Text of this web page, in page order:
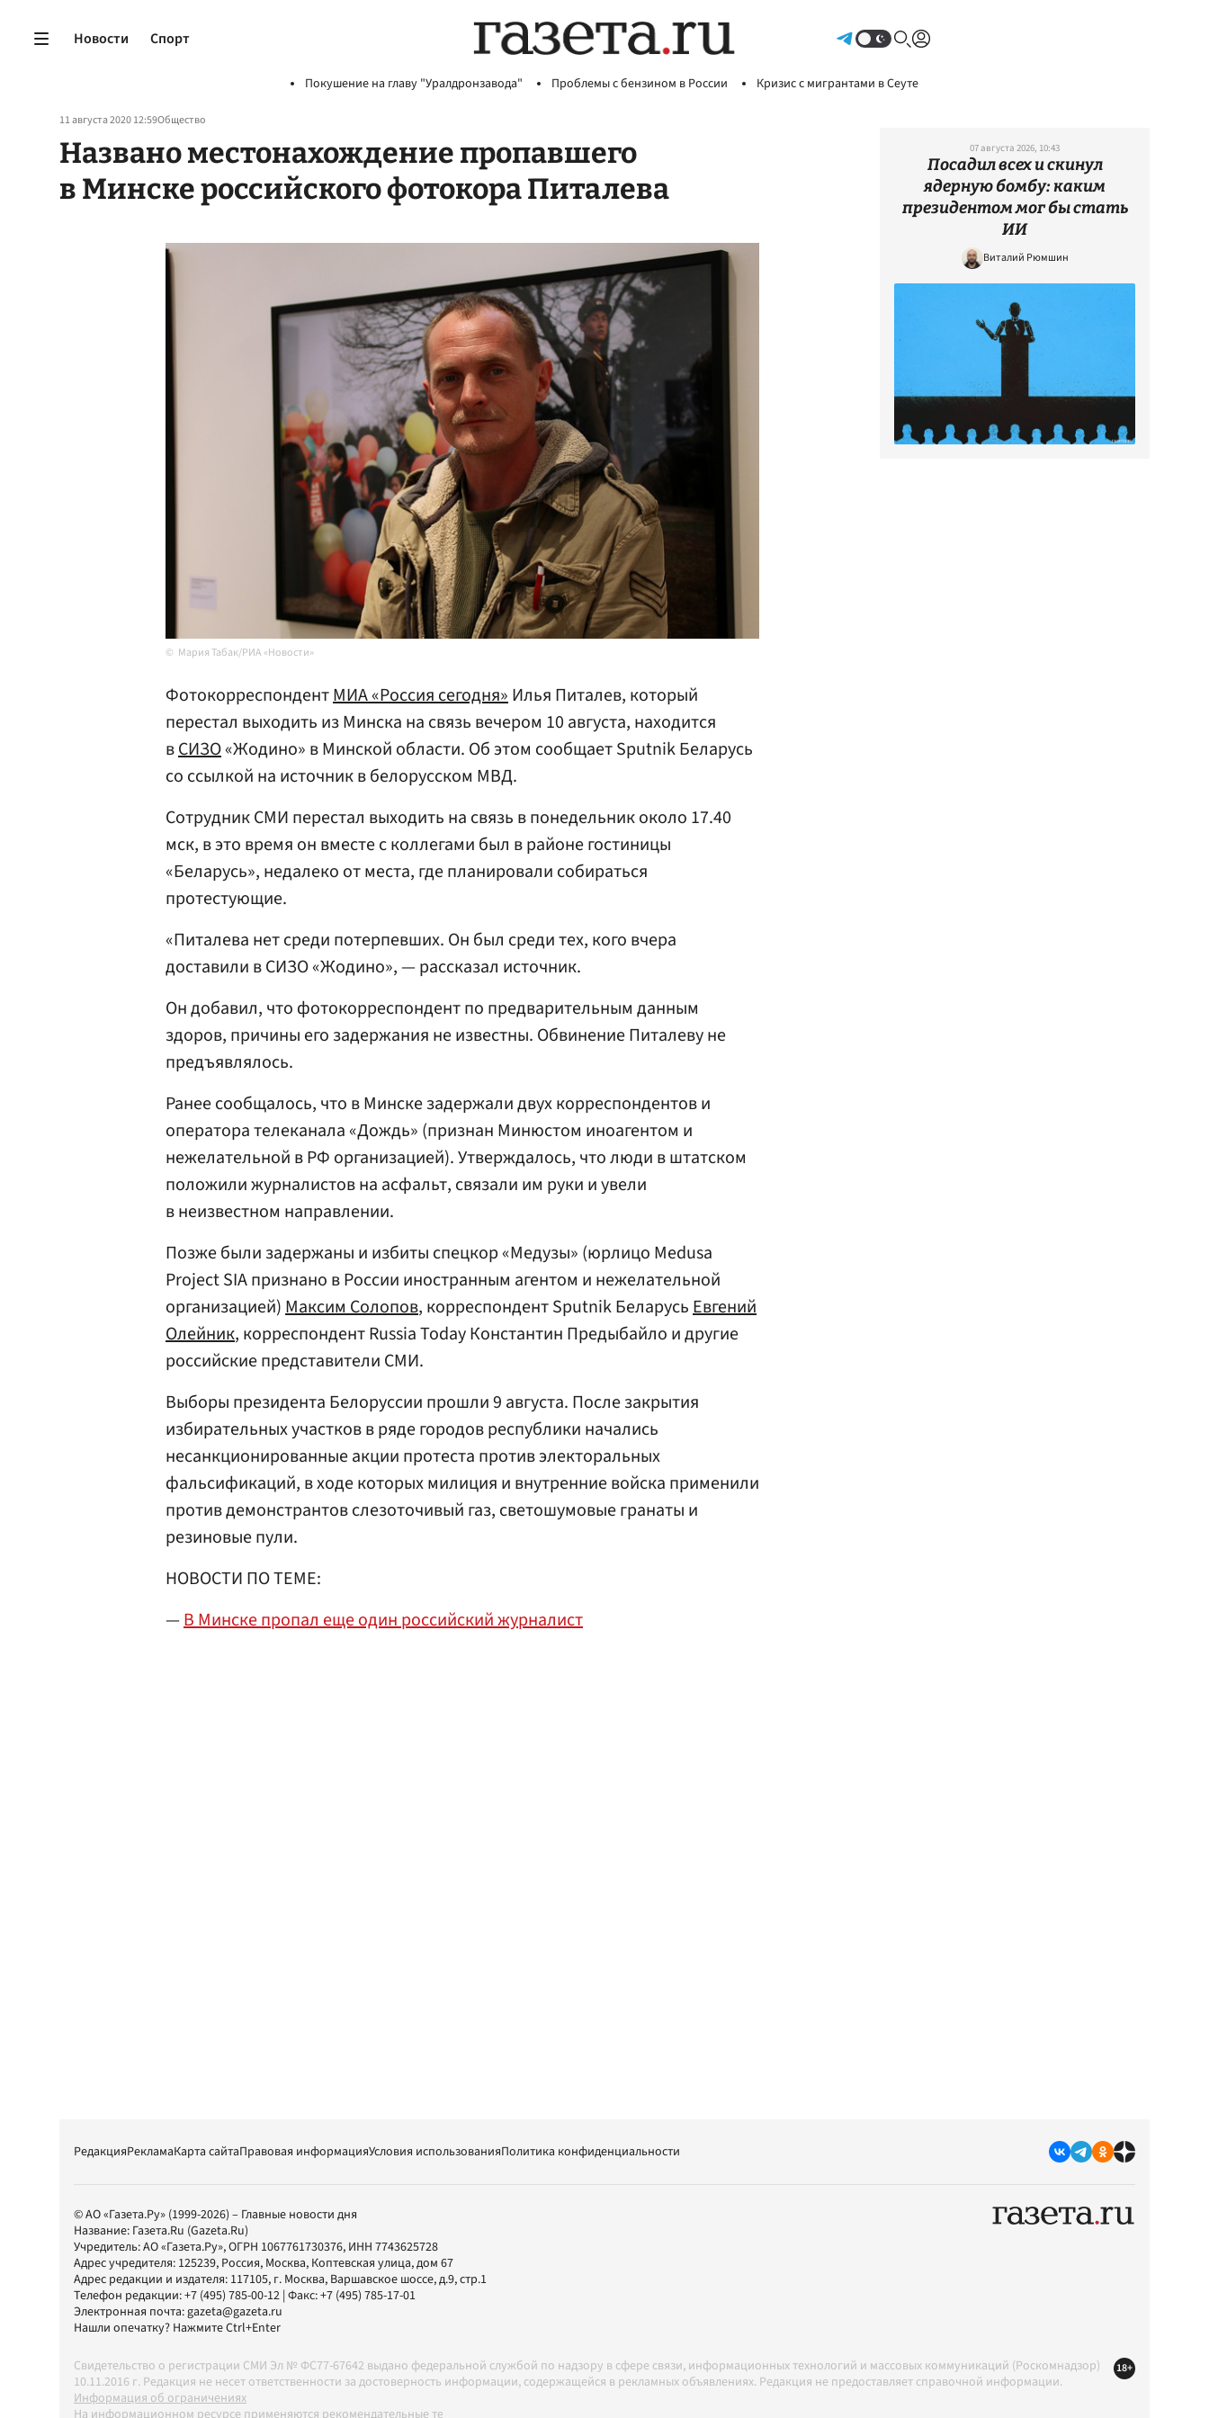
Новости Спорт
Покушение на главу "Уралдронзавода" Проблемы с бензином в России Кризис с мигрантами в Сеуте
11 августа 2020 12:59Общество
Названо местонахождение пропавшего
в Минске российского фотокора Питалева
Мария Табак/РИА «Новости»
ФотокорреспондентМИА «Россия сегодня»Илья Питалев, который
перестал выходить из Минска на связь вечером 10 августа, находится
вСИЗО«Жодино» в Минской области. Об этом сообщает Sputnik Беларусь
со ссылкой на источник в белорусском МВД.
Сотрудник СМИ перестал выходить на связь в понедельник около 17.40
мск, в это время он вместе с коллегами был в районе гостиницы
«Беларусь», недалеко от места, где планировали собираться
протестующие.
«Питалева нет среди потерпевших. Он был среди тех, кого вчера
доставили в СИЗО «Жодино», — рассказал источник.
Он добавил, что фотокорреспондент по предварительным данным
здоров, причины его задержания не известны. Обвинение Питалеву не
предъявлялось.
Ранее сообщалось, что в Минске задержали двух корреспондентов и
оператора телеканала «Дождь» (признан Минюстом иноагентом и
нежелательной в РФ организацией). Утверждалось, что люди в штатском
положили журналистов на асфальт, связали им руки и увели
в неизвестном направлении.
Позже были задержаны и избиты спецкор «Медузы» (юрлицо Medusa
Project SIA признано в России иностранным агентом и нежелательной
организацией)Максим Солопов, корреспондент Sputnik БеларусьЕвгений
Олейник, корреспондент Russia Today Константин Предыбайло и другие
российские представители СМИ.
Выборы президента Белоруссии прошли 9 августа. После закрытия
избирательных участков в ряде городов республики начались
несанкционированные акции протеста против электоральных
фальсификаций, в ходе которых милиция и внутренние войска применили
против демонстрантов слезоточивый газ, светошумовые гранаты и
резиновые пули.
НОВОСТИ ПО ТЕМЕ:
—В Минске пропал еще один российский журналист
07 августа 2026, 10:43
Посадил всех и скинул
ядерную бомбу: каким
президентом мог бы стать
ИИ
Виталий Рюмшин
РедакцияРекламаКарта сайтаПравовая информацияУсловия использованияПолитика конфиденциальности
© АО «Газета.Ру» (1999-2026) – Главные новости дня
Название: Газета.Ru (Gazeta.Ru)
Учредитель:АО «Газета.Ру», ОГРН 1067761730376, ИНН 7743625728
Адрес учредителя: 125239, Россия, Москва, Коптевская улица, дом 67
Адрес редакции и издателя: 117105, г. Москва, Варшавское шоссе, д.9, стр.1
Телефон редакции:+7 (495) 785-00-12 | Факс:+7 (495) 785-17-01
Электронная почта:gazeta@gazeta.ru
Нашли опечатку? Нажмите Ctrl+Enter
Свидетельство о регистрации СМИ Эл № ФС77-67642 выдано федеральной службой по надзору в сфере связи, информационных технологий и массовых коммуникаций (Роскомнадзор)
10.11.2016 г. Редакция не несет ответственности за достоверность информации, содержащейся в рекламных объявлениях. Редакция не предоставляет справочной информации.
Информация об ограничениях
На информационном ресурсе применяются рекомендательные технологии в соответствии с Правилами
18+